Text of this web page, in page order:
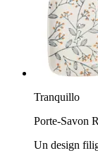
Tranquillo
Porte-Savon
Un design